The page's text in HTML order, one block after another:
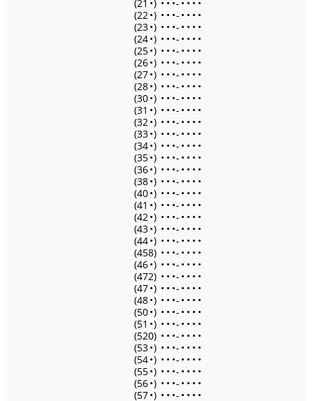
(21 •) • • •- • • • •
(22•) • • •- • • • •
(23•) • • •- • • • •
(24•) • • •- • • • •
(25•) • • •- • • • •
(26•) • • •- • • • •
(27•) • • •- • • • •
(28•) • • •- • • • •
(30•) • • •- • • • •
(31 •) • • •- • • • •
(32•) • • •- • • • •
(33•) • • •- • • • •
(34•) • • •- • • • •
(35•) • • •- • • • •
(36•) • • •- • • • •
(38•) • • •- • • • •
(40•) • • •- • • • •
(41 •) • • •- • • • •
(42•) • • •- • • • •
(43•) • • •- • • • •
(44•) • • •- • • • •
(458) • • •- • • • •
(46•) • • •- • • • •
(472) • • •- • • • •
(47•) • • •- • • • •
(48•) • • •- • • • •
(50•) • • •- • • • •
(51 •) • • •- • • • •
(520) • • •- • • • •
(53•) • • •- • • • •
(54•) • • •- • • • •
(55•) • • •- • • • •
(56•) • • •- • • • •
(57•) • • •- • • • •